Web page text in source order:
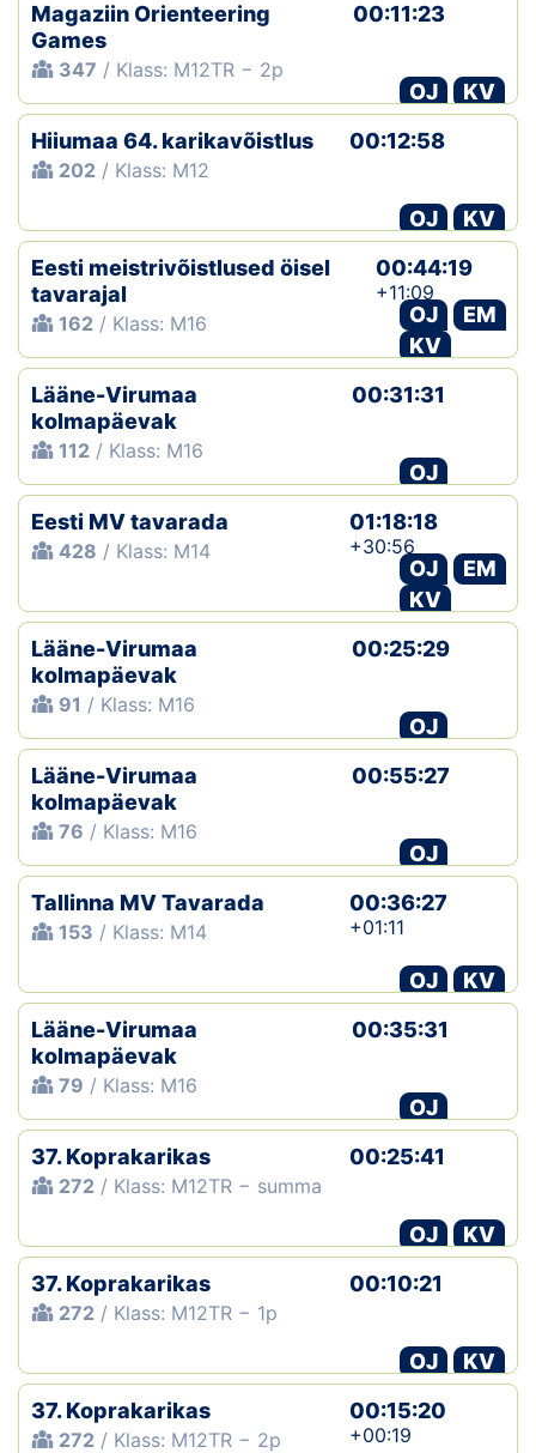
Magaziin Orienteering
Games
347 / Klass: M12TR − 2p
00:11:23
OJ
KV
Hiiumaa 64. karikavõistlus
202 / Klass: M12
00:12:58
OJ
KV
Eesti meistrivõistlused öisel
tavarajal
162 / Klass: M16
00:44:19
+11:09
OJ
EM
KV
Lääne-Virumaa
kolmapäevak
112 / Klass: M16
00:31:31
OJ
Eesti MV tavarada
428 / Klass: M14
01:18:18
+30:56
OJ
EM
KV
Lääne-Virumaa
kolmapäevak
91 / Klass: M16
00:25:29
OJ
Lääne-Virumaa
kolmapäevak
76 / Klass: M16
00:55:27
OJ
Tallinna MV Tavarada
153 / Klass: M14
00:36:27
+01:11
OJ
KV
Lääne-Virumaa
kolmapäevak
79 / Klass: M16
00:35:31
OJ
37. Koprakarikas
272 / Klass: M12TR − summa
00:25:41
OJ
KV
37. Koprakarikas
272 / Klass: M12TR − 1p
00:10:21
OJ
KV
37. Koprakarikas
272 / Klass: M12TR − 2p
00:15:20
+00:19